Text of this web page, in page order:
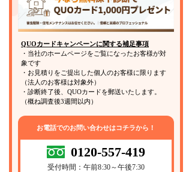
トの家でも予防・駆除は必要
シロアリ駆除をしなければいけない理
由と対策のポイント
シロアリ駆除の前に、発生の「予防」
対策が重要
まとめ
QUOカードキャンペーンに関する補足事項
・当社のホームページをご覧になったお客様が対
象です
・お見積りをご提出した個人のお客様に限ります
（法人のお客様は対象外）
・診断終了後、QUOカードを郵送いたします。
（概ね調査後3週間以内）
お電話でのお問い合わせはコチラから！
0120-557-419
受付時間：午前8:30～午後7:30